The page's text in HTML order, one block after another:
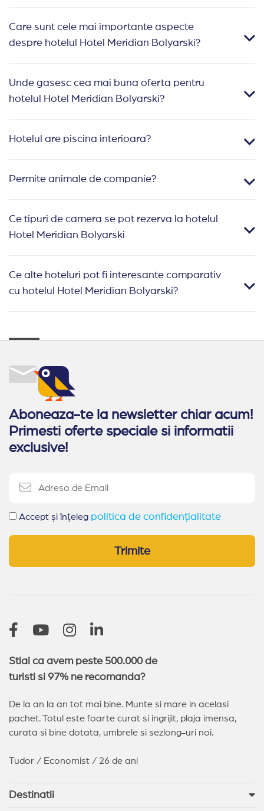
Care sunt cele mai importante aspecte
despre hotelul Hotel Meridian Bolyarski?
Unde gasesc cea mai buna oferta pentru
hotelul Hotel Meridian Bolyarski?
Hotelul are piscina interioara?
Permite animale de companie?
Ce tipuri de camera se pot rezerva la hotelul
Hotel Meridian Bolyarski
Ce alte hoteluri pot fi interesante comparativ
cu hotelul Hotel Meridian Bolyarski?
Aboneaza-te la newsletter chiar acum!
Primesti oferte speciale si informatii
exclusive!
Accept și înțeleg politica de confidențialitate
Trimite
Stiai ca avem peste 500.000 de
turisti si 97% ne recomanda?
De la an la an tot mai bine. Munte si mare in acelasi
pachet. Totul este foarte curat si ingrijit, plaja imensa,
curata si bine dotata, umbrele si sezlong-uri noi.
Tudor / Economist / 26 de ani
Destinatii